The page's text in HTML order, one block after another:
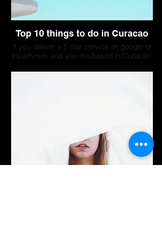
Top 10 things to do in Curacao
If you deliver a 5 star service on google or
tripadvisor, and you are based in Curacao,
contact us to discuss a collaboration.